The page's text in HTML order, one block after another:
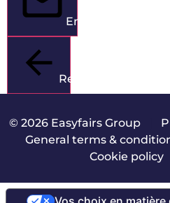
Envoyer
Retour
© 2026 Easyfairs Group|
General terms &
Cookie policy